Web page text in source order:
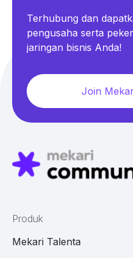
Terhubung dan
pengusaha serta
jaringan bisnis Anda!
Join
Produk
Mekari Talenta